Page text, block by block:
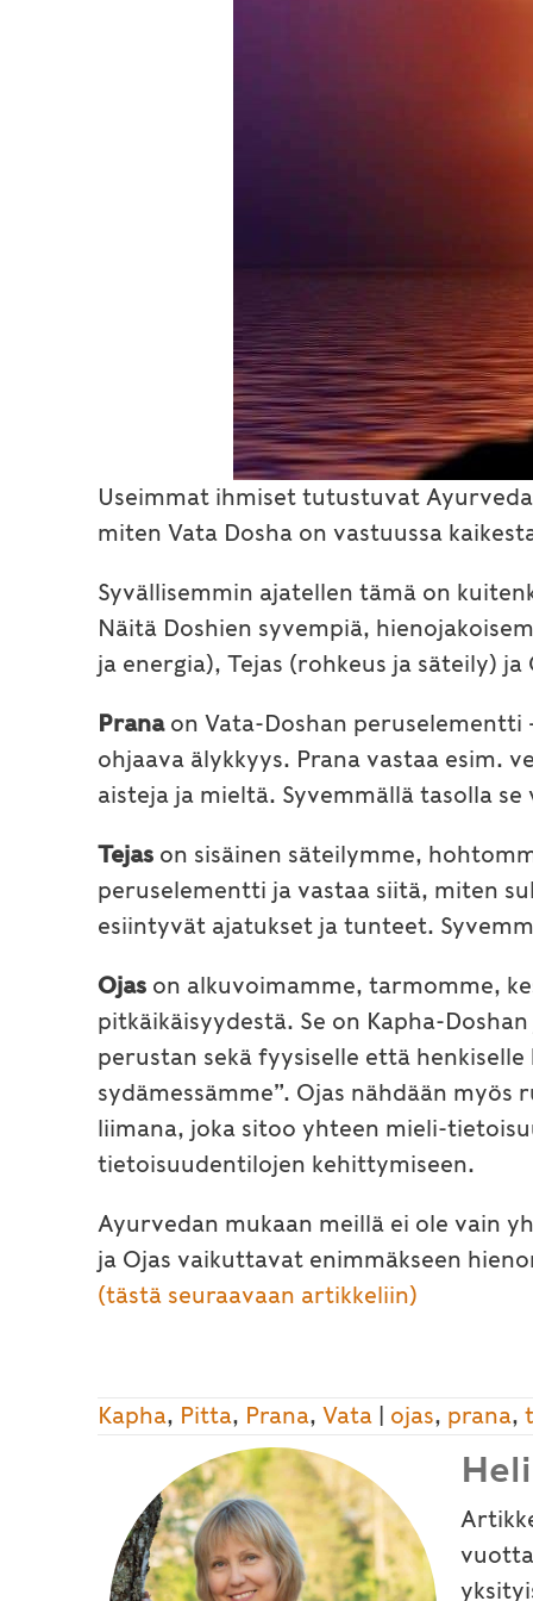
Useimmat ihmiset tutustuvat
miten Vata Dosha on vastuussa
Syvällisemmin ajatellen tämä on
Näitä Doshien syvempiä,
ja energia), Tejas (rohkeus ja säteily)
Pranaon Vata-Doshan peruselementti
ohjaava älykkyys. Prana vastaa esim.
aisteja ja mieltä. Syvemmällä tasolla
Tejas on sisäinen säteilymme,
peruselementti ja vastaa siitä, miten
esiintyvät ajatukset ja tunteet.
Ojas on alkuvoimamme, tarmomme,
pitkäikäisyydestä. Se on Kapha-
perustan sekä fyysiselle että
sydämessämme”. Ojas nähdään
liimana, joka sitoo yhteen mieli-
tietoisuudentilojen kehittymiseen.
Ayurvedan mukaan meillä ei ole vain
ja Ojas vaikuttavat enimmäkseen
(tästä seuraavaan artikkeliin)
Kapha, Pitta, Prana, Vata ojas, prana,